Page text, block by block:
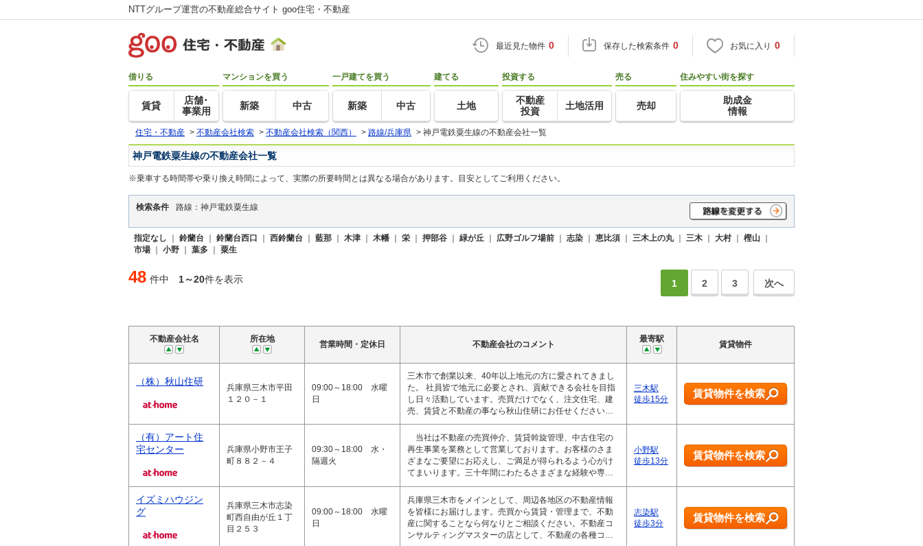
NTTグループ運営の不動産総合サイト goo住宅・不動産
最近見た物件 0 保存した検索条件 0 お気に入り 0
借りる
賃貸
店舗･
事業用
マンションを買う
新築 中古
一戸建てを買う
新築 中古
建てる
土地
投資する
不動産
投資
土地活用
売る
売却
住みやすい街を探す
助成金
情報
住宅・不動産 > 不動産会社検索 > 不動産会社検索（関西） > 路線/兵庫県 > 神戸電鉄粟生線の不動産会社一覧
神戸電鉄粟生線の不動産会社一覧
※乗車する時間帯や乗り換え時間によって、実際の所要時間とは異なる場合があります。目安としてご利用ください。
検索条件 路線：神戸電鉄粟生線
指定なし ｜ 鈴蘭台 ｜ 鈴蘭台西口 ｜ 西鈴蘭台 ｜ 藍那 ｜ 木津 ｜ 木幡 ｜ 栄 ｜ 押部谷 ｜ 緑が丘 ｜ 広野ゴルフ場前 ｜ 志染 ｜ 恵比須 ｜ 三木上の丸｜ 三木 ｜ 大村 ｜ 樫山 ｜
市場 ｜ 小野 ｜ 葉多 ｜ 粟生
48 件中 1～20件を表示 1 2 3 次へ
不動産会社名 所在地
営業時間・定休日 不動産会社のコメント
最寄駅
賃貸物件
（株）秋山住研
兵庫県三木市平田
１２０－１
09:00～18:00 水曜
日
三木市で創業以来、40年以上地元の方に愛されてきまし
た。 社員皆で地元に必要とされ、貢献できる会社を目指
し日々活動しています。売買だけでなく、注文住宅、建
売、賃貸と不動産の事なら秋山住研にお任せください…
三木駅
徒歩15分
賃貸物件を検索
（有）アート住
宅センター
兵庫県小野市王子
町８８２－４
09:30～18:00 水・
隔週火
当社は不動産の売買仲介、賃貸斡旋管理、中古住宅の
再生事業を業務として営業しております。お客様のさま
ざまなご要望にお応えし、ご満足が得られるよう心がけ
てまいります。三十年間にわたるさまざまな経験や専…
小野駅
徒歩13分
賃貸物件を検索
イズミハウジン
グ
兵庫県三木市志染
町西自由が丘１丁
目２５３
09:00～18:00 水曜
日
兵庫県三木市をメインとして、周辺各地区の不動産情報
を皆様にお届けします。売買から賃貸・管理まで、不動
産に関することなら何なりとご相談ください。不動産コ
ンサルティングマスターの店として、不動産の各種コ…
志染駅
徒歩3分
賃貸物件を検索